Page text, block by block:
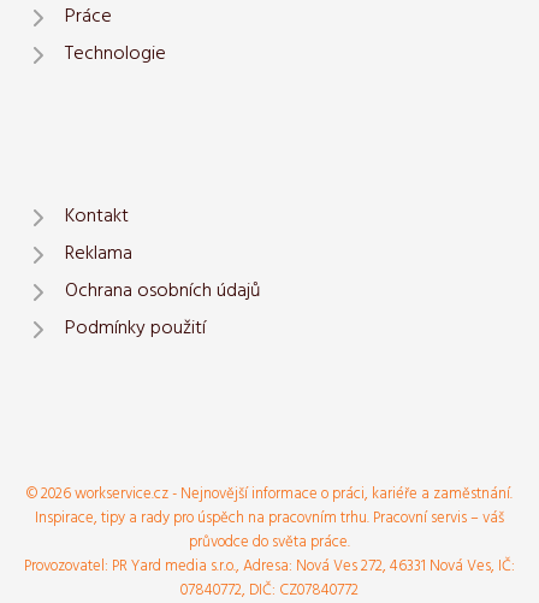
Práce
Technologie
Kontakt
Reklama
Ochrana osobních údajů
Podmínky použití
© 2026 workservice.cz - Nejnovější informace o práci, kariéře a zaměstnání.
Inspirace, tipy a rady pro úspěch na pracovním trhu. Pracovní servis – váš
průvodce do světa práce.
Provozovatel: PR Yard media s.r.o., Adresa: Nová Ves 272, 46331 Nová Ves, IČ:
07840772, DIČ: CZ07840772